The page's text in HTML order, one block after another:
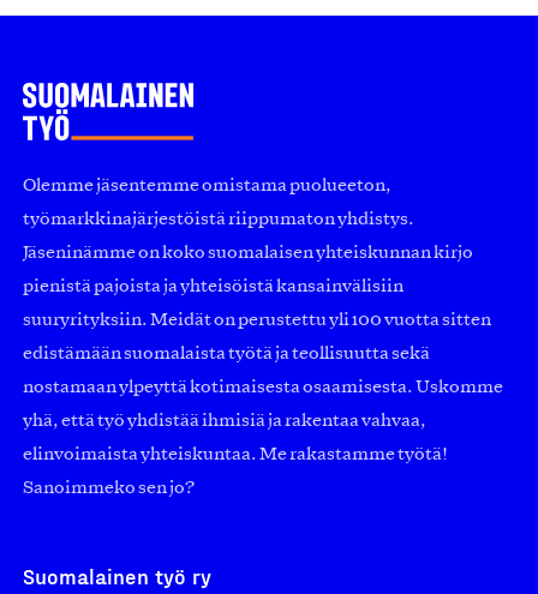
Olemme jäsentemme omistama puolueeton,
työmarkkinajärjestöistä riippumaton yhdistys.
Jäseninämme on koko suomalaisen yhteiskunnan kirjo
pienistä pajoista ja yhteisöistä kansainvälisiin
suuryrityksiin. Meidät on perustettu yli 100 vuotta sitten
edistämään suomalaista työtä ja teollisuutta sekä
nostamaan ylpeyttä kotimaisesta osaamisesta. Uskomme
yhä, että työ yhdistää ihmisiä ja rakentaa vahvaa,
elinvoimaista yhteiskuntaa. Me rakastamme työtä!
Sanoimmeko sen jo?
Suomalainen työ ry